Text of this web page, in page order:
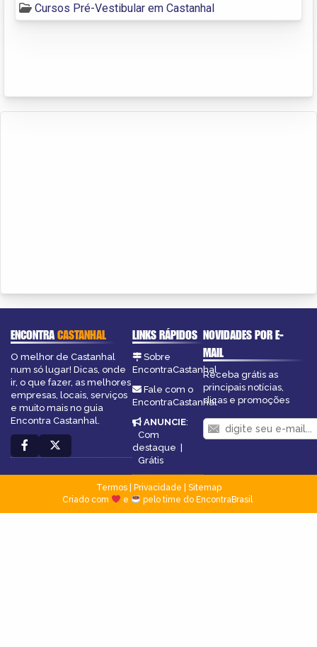
Cursos Pré-Vestibular em Castanhal
ENCONTRACASTANHAL
O melhor de Castanhal
num só lugar! Dicas, onde
ir, o que fazer, as melhores
empresas, locais, serviços
e muito mais no guia
Encontra Castanhal.
LINKS RÁPIDOS
Sobre
EncontraCastanhal
Fale com o
EncontraCastanhal
ANUNCIE:
Com
destaque |
Grátis
NOVIDADES POR E-
MAIL
Receba grátis as
principais notícias,
dicas e promoções
Termos| Privacidade
Sitemap
Criado com
e pelo time do EncontraBrasil